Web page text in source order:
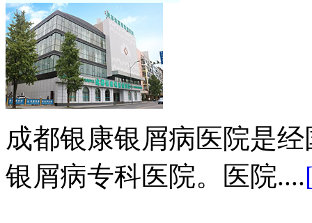
成都银康银屑病医院是
银屑病专科医院。医院....